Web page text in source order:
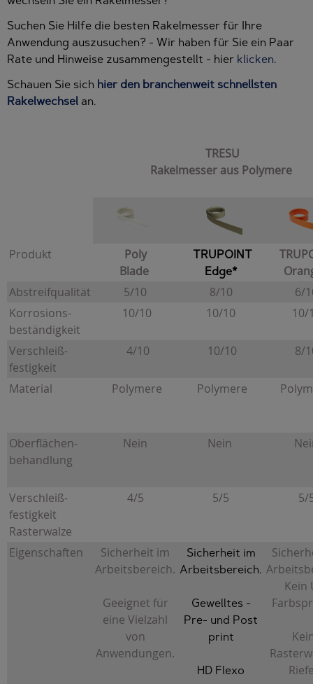
Suchen Sie Hilfe die besten Rakelmesser für Ihre
Anwendung auszusuchen? - Wir haben für Sie ein Paar
Rate und Hinweise zusammengestellt - hier klicken.
Schauen Sie sich hier den branchenweit schnellsten
Rakelwechsel an.
TRESU
Rakelmesser aus Polymere
Produkt
Poly
Blade
TRUPOINT
Edge*
Abstreifqualität
5/10 8/10
6/
Korrosions-
beständigkeit
10/10 10/10 10/
Verschleiß-
festigkeit
4/10 10/10 8/
Material Polymere Polymere
Oberflächen-
behandlung
Nein Nein
Verschleiß-
festigkeit
Rasterwalze
4/5 5/5 5/
Eigenschaften
Sicherheit im
Arbeitsbereich.
Geeignet für
eine Vielzahl
von
Anwendungen.
Sicherheit im
Arbeitsbereich.
Gewelltes -
Pre- und Post
print
HD Flexo
Kein